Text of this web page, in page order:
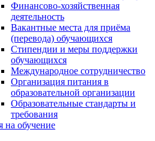
Финансово-хозяйственная
деятельность
Вакантные места для приёма
(перевода) обучающихся
Стипендии и меры поддержки
обучающихся
Международное сотрудничество
Организация питания в
образовательной организации
Образовательные стандарты и
требования
на обучение